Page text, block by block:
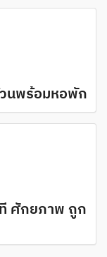
นพร้อมหอพัก
ที่ ศักยภาพ ถูก